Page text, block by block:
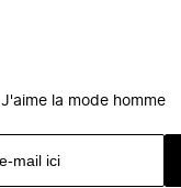
J'aime la mode homme